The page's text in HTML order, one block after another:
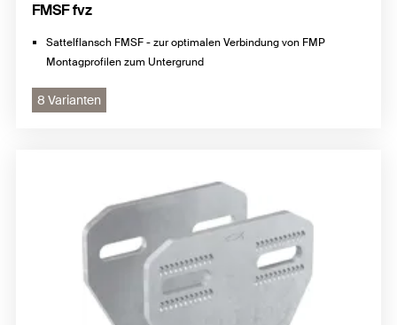
FMSF fvz
Sattelflansch FMSF - zur optimalen Verbindung von FMP
Montagprofilen zum Untergrund
8 Varianten